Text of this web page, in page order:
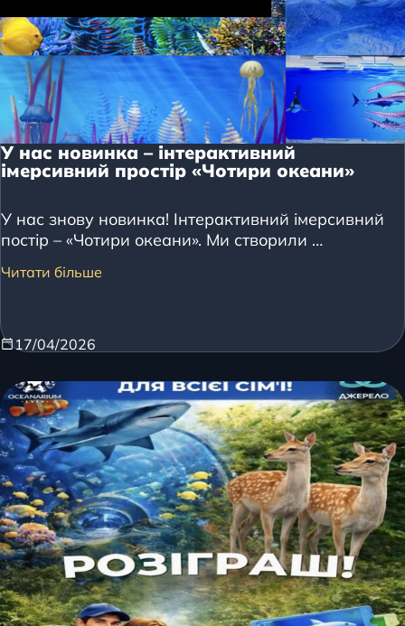
У нас новинка – інтерактивний
імерсивний простір «Чотири океани»
У нас знову новинка! Інтерактивний імерсивний
постір – «Чотири океани». Ми створили …
Читати більше
17/04/2026